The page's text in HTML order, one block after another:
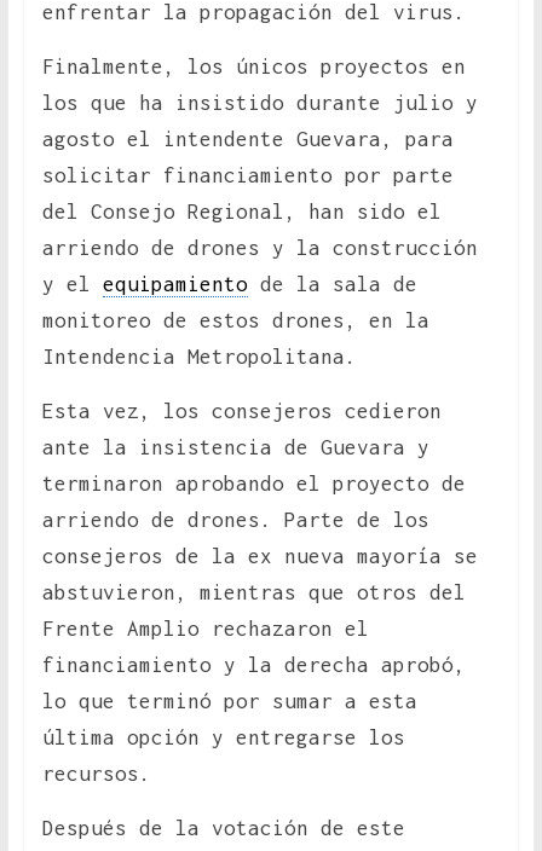
enfrentar la propagación del virus.
Finalmente, los únicos proyectos en
los que ha insistido durante julio y
agosto el intendente Guevara, para
solicitar financiamiento por parte
del Consejo Regional, han sido el
arriendo de drones y la construcción
y el equipamientode la sala de
monitoreo de estos drones, en la
Intendencia Metropolitana.
Esta vez, los consejeros cedieron
ante la insistencia de Guevara y
terminaron aprobando el proyecto de
arriendo de drones. Parte de los
consejeros de la ex nueva mayoría se
abstuvieron, mientras que otros del
Frente Amplio rechazaron el
financiamiento y la derecha aprobó,
lo que terminó por sumar a esta
última opción y entregarse los
recursos.
Después de la votación de este